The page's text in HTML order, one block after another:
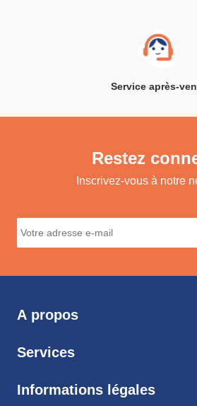
Service après-
Restez
Inscrivez-vous à notre
A propos
Services
Informations légales